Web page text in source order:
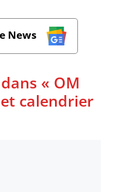
News
« OM
calendrier